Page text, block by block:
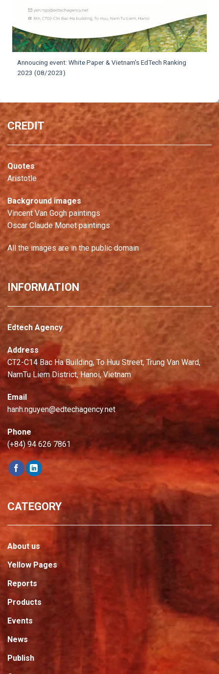
Annoucing event: White Paper & Vietnam's EdTech Ranking
2023 (08/2023)
CREDIT
Quotes
Aristotle
Background images
Vincent Van Gogh paintings
Oscar Claude Monet paintings
All the images are in the public domain
INFORMATION
Edtech Agency
Address
CT2-C14 Bac Ha Building, To Huu Street, Trung Van Ward,
NamTu Liem District, Hanoi, Vietnam
Email
hanh.nguyen@edtechagency.net
Phone
(+84) 94 626 7861
CATEGORY
About us
Yellow Pages
Reports
Products
Events
News
Publish